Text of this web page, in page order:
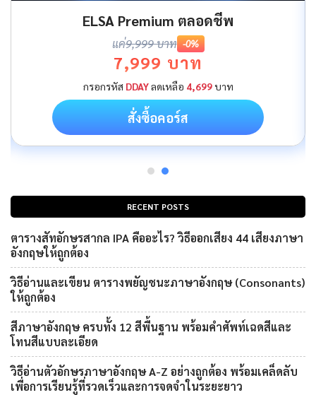
RECENT POSTS
ตารางสัทอักษรสากล IPA คืออะไร? วิธีออกเสียง 44 เสียงภาษา
อังกฤษให้ถูกต้อง
วิธีอ่านและเขียน ตารางพยัญชนะภาษาอังกฤษ (Consonants)
ให้ถูกต้อง
สีภาษาอังกฤษ ครบทั้ง 12 สีพื้นฐาน พร้อมคำศัพท์เฉดสีและ
โทนสีแบบละเอียด
วิธีอ่านตัวอักษรภาษาอังกฤษ A-Z อย่างถูกต้อง พร้อมเคล็ดลับ
เพื่อการเรียนรู้ที่รวดเร็วและการจดจำในระยะยาว
ELSA Premium ตลอดชีพ
แค่9,999 บาท -0%
7,999 บาท
กรอกรหัส DDAYลดเหลือ 4,699บาท
สั่งซื้อคอร์ส